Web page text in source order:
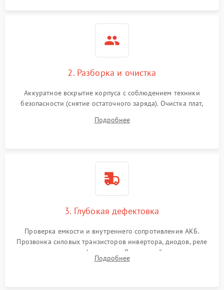
2. Разборка и очистка
Аккуратное вскрытие корпуса с соблюдением техники
безопасности (снятие остаточного заряда). Очистка плат,
и кистей для предотвращения перегрева и замыканий.
Подробнее
3. Глубокая дефектовка
Проверка емкости и внутреннего сопротивления АКБ.
Прозвонка силовых транзисторов инвертора, диодов, реле
переключения и трансформатора. Визуальный поиск вздутых
конденсаторов и прогаров на печатной плате.
Подробнее